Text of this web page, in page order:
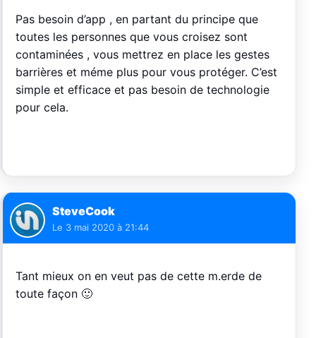
Pas besoin d’app , en partant du principe que
toutes les personnes que vous croisez sont
contaminées , vous mettrez en place les gestes
barrières et méme plus pour vous protéger. C’est
simple et efficace et pas besoin de technologie
pour cela.
SteveCook
Le 3 mai 2020 à 21:44
Tant mieux on en veut pas de cette m.erde de
toute façon 🙂